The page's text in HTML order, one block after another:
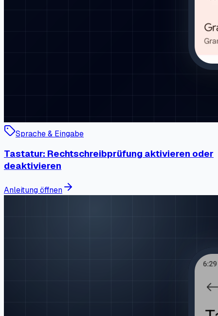
Sprache & Eingabe
Tastatur: Rechtschreibprüfung aktivieren oder
deaktivieren
Anleitung öffnen